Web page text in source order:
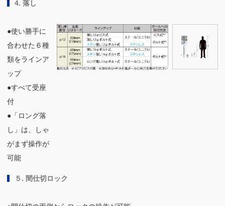
4. 落し
●使い勝手に
合わせた６種
類をラインア
ップ
●すべて受座
付
●「ロング落
し」は、しゃ
がまず操作が
可能
５. 間仕切ロック